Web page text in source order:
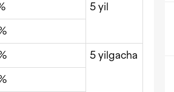
5 yil
5 yilgacha